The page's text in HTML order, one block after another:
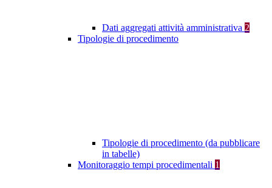
Dati aggregati attività amministrativa 2
Tipologie di procedimento
Tipologie di procedimento (da pubblicare
in tabelle)
Monitoraggio tempi procedimentali 1